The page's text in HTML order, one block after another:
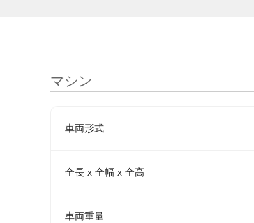
マシン
車両形式
全長 x 全幅 x 全高
車両重量